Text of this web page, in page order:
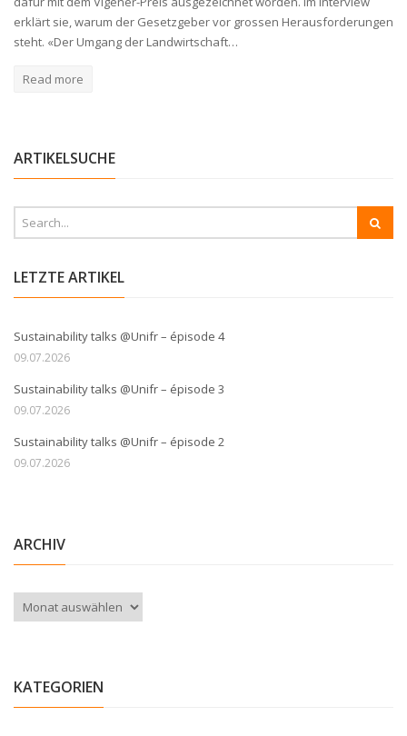
erklärt sie, warum der Gesetzgeber vor grossen Herausforderungen
steht. «Der Umgang der Landwirtschaft…
Read more
ARTIKELSUCHE
LETZTE ARTIKEL
Sustainability talks @Unifr – épisode 4
09.07.2026
Sustainability talks @Unifr – épisode 3
09.07.2026
Sustainability talks @Unifr – épisode 2
09.07.2026
ARCHIV
Archiv
KATEGORIEN